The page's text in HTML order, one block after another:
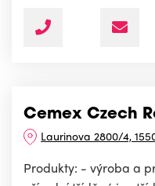
Cemex Czech
Laurinova 2800/4,
Produkty: - výroba a